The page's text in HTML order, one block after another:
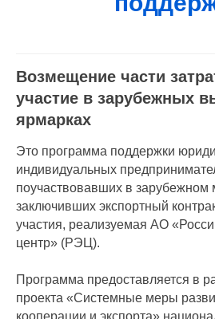
Возмещение части
участие в зарубежных
ярмарках
Это программа поддержки
индивидуальных
поучаствовавших в зарубежном
заключивших экспортный
участия, реализуемая АО
центр» (РЭЦ).
Программа предоставляется в
проекта «Системные меры
кооперации и экспорта»